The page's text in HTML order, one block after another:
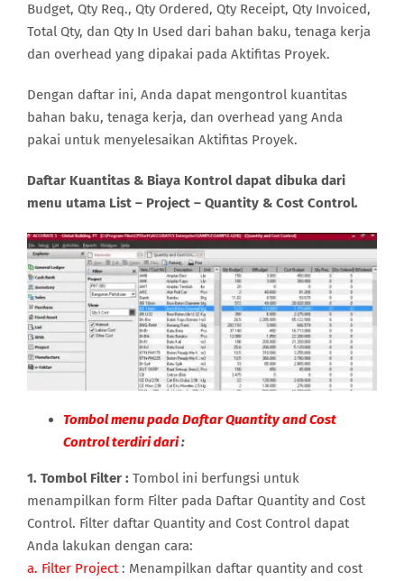
Budget, Qty Req., Qty Ordered, Qty Receipt, Qty Invoiced,
Total Qty, dan Qty In Used dari bahan baku, tenaga kerja
dan overhead yang dipakai pada Aktifitas Proyek.
Dengan daftar ini, Anda dapat mengontrol kuantitas
bahan baku, tenaga kerja, dan overhead yang Anda
pakai untuk menyelesaikan Aktifitas Proyek.
Daftar Kuantitas & Biaya Kontrol dapat dibuka dari
menu utama List – Project – Quantity & Cost Control.
Tombol menu pada Daftar Quantity and Cost
Control terdiri dari:
1. Tombol Filter : Tombol ini berfungsi untuk
menampilkan form Filter pada Daftar Quantity and Cost
Control. Filter daftar Quantity and Cost Control dapat
Anda lakukan dengan cara:
a. Filter Project : Menampilkan daftar quantity and cost